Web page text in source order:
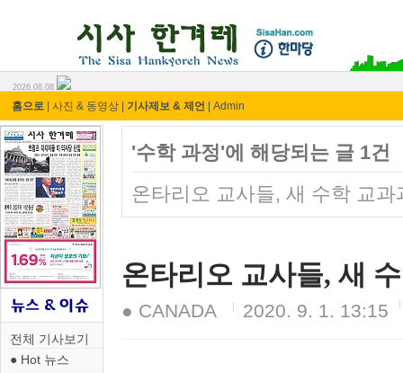
2026.08.08
홈으로 사진 & 동영상 기사제보 & 제언 Admin
전체 기사보기
● Hot 뉴스
'수학 과정'에 해당되는 글 1건
온타리오 교사들, 새 수학 교과
온타리오 교사들, 새
● CANADA 2020. 9. 1. 13:15